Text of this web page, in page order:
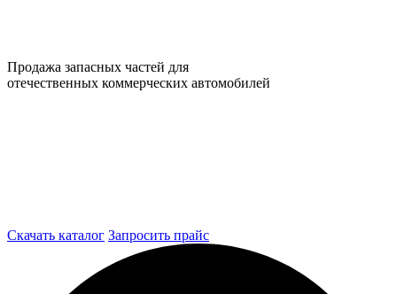
Продажа запасных частей для
отечественных коммерческих автомобилей
Скачать каталог Запросить прайс